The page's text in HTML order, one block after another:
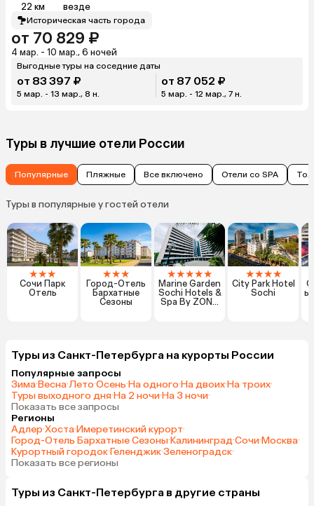
22 км везде
Историческая часть города
от 70 829 ₽
4 мар. - 10 мар., 6 ночей
Выгодные туры на соседние даты
от 83 397 ₽
5 мар. - 13 мар., 8 н.
от 87 052 ₽
5 мар. - 12 мар., 7 н.
Туры в лучшие отели России
Популярные Пляжные Все включено Отели со SPA
Туры в популярные у гостей отели
★★★
Сочи Парк
Отель
★★★
Город-Отель
Бархатные
Сезоны
★★★★★
Marine Garden
Sochi Hotels &
Spa By ZONT
★★★★
City Park Hotel
Sochi
Туры из Санкт-Петербурга на курорты России
Популярные запросы
Зима·Весна·Лето·Осень·На одного·На двоих·На троих·
Туры выходного дня·На 2 ночи·На 3 ночи·
Показать все запросы
Регионы
Адлер·Хоста·Имеретинский курорт·
Город-Отель Бархатные Сезоны·Калининград·Сочи·Москва·
Курортный городок·Геленджик·Зеленоградск·
Показать все регионы
Туры из Санкт-Петербурга в другие страны